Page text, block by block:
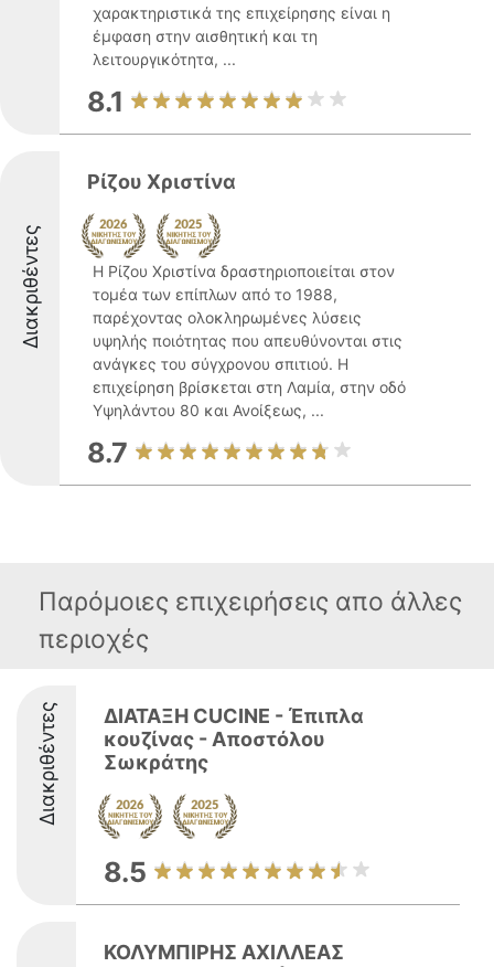
χαρακτηριστικά της επιχείρησης είναι η
έμφαση στην αισθητική και τη
λειτουργικότητα, ...
8.1
Διακριθέντες
Ρίζου Χριστίνα
Η Ρίζου Χριστίνα δραστηριοποιείται στον
τομέα των επίπλων από το 1988,
παρέχοντας ολοκληρωμένες λύσεις
υψηλής ποιότητας που απευθύνονται στις
ανάγκες του σύγχρονου σπιτιού. Η
επιχείρηση βρίσκεται στη Λαμία, στην οδό
Υψηλάντου 80 και Ανοίξεως, ...
8.7
Παρόμοιες επιχειρήσεις απο άλλες
περιοχές
Διακριθέντες
ΔΙΑΤΑΞΗ CUCINE - Έπιπλα
κουζίνας - Αποστόλου
Σωκράτης
8.5
ΚΟΛΥΜΠΙΡΗΣ ΑΧΙΛΛΕΑΣ